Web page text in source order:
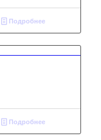
Подробнее
Подробнее